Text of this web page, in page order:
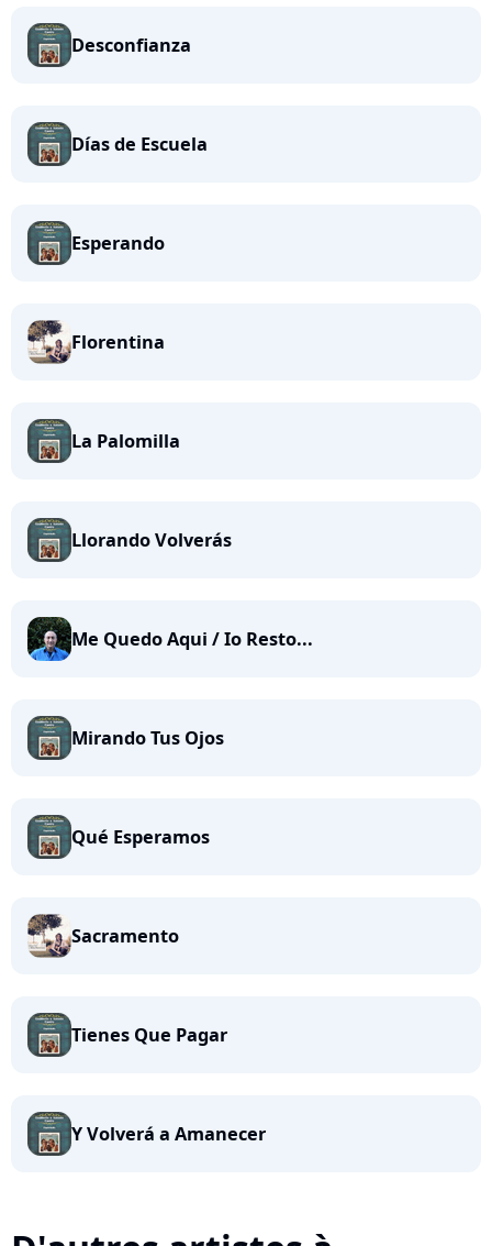
Desconfianza
Días de Escuela
Esperando
Florentina
La Palomilla
Llorando Volverás
Me Quedo Aqui / Io Resto...
Mirando Tus Ojos
Qué Esperamos
Sacramento
Tienes Que Pagar
Y Volverá a Amanecer